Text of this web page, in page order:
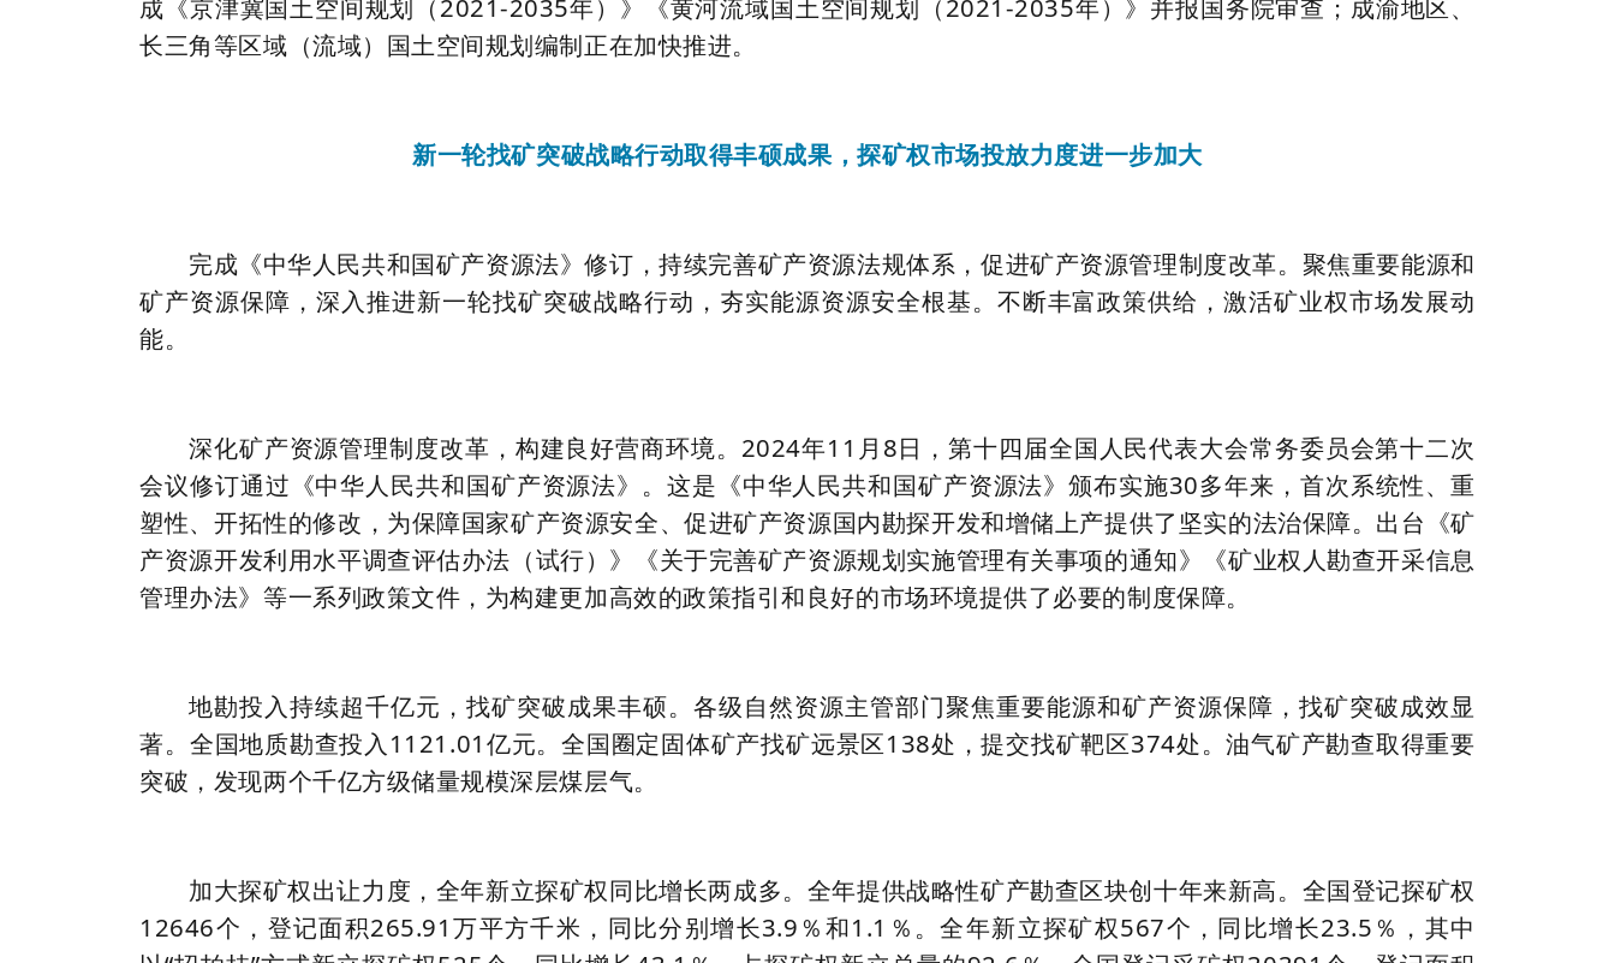
成《京津冀国土空间规划（2021-2035年）》《黄河流域国土空间规划（2021-2035年）》并报国务院审查；成渝地区、
长三角等区域（流域）国土空间规划编制正在加快推进。
新一轮找矿突破战略行动取得丰硕成果，探矿权市场投放力度进一步加大
完成《中华人民共和国矿产资源法》修订，持续完善矿产资源法规体系，促进矿产资源管理制度改革。聚焦重要能源和
矿产资源保障，深入推进新一轮找矿突破战略行动，夯实能源资源安全根基。不断丰富政策供给，激活矿业权市场发展动
能。
深化矿产资源管理制度改革，构建良好营商环境。2024年11月8日，第十四届全国人民代表大会常务委员会第十二次
会议修订通过《中华人民共和国矿产资源法》。这是《中华人民共和国矿产资源法》颁布实施30多年来，首次系统性、重
塑性、开拓性的修改，为保障国家矿产资源安全、促进矿产资源国内勘探开发和增储上产提供了坚实的法治保障。出台《矿
产资源开发利用水平调查评估办法（试行）》《关于完善矿产资源规划实施管理有关事项的通知》《矿业权人勘查开采信息
管理办法》等一系列政策文件，为构建更加高效的政策指引和良好的市场环境提供了必要的制度保障。
地勘投入持续超千亿元，找矿突破成果丰硕。各级自然资源主管部门聚焦重要能源和矿产资源保障，找矿突破成效显
著。全国地质勘查投入1121.01亿元。全国圈定固体矿产找矿远景区138处，提交找矿靶区374处。油气矿产勘查取得重要
突破，发现两个千亿方级储量规模深层煤层气。
加大探矿权出让力度，全年新立探矿权同比增长两成多。全年提供战略性矿产勘查区块创十年来新高。全国登记探矿权
12646个，登记面积265.91万平方千米，同比分别增长3.9％和1.1％。全年新立探矿权567个，同比增长23.5％，其中